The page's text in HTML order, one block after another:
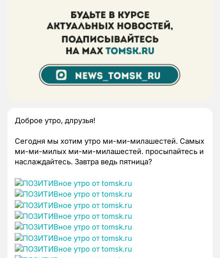
Доброе утро, длрузья!
Сегодня мы хотим утро ми-ми-милашестей. Самых
ми-ми-милых ми-ми-милашестей. просыпайтесь и
наслаждайтесь. Завтра ведь пятница?